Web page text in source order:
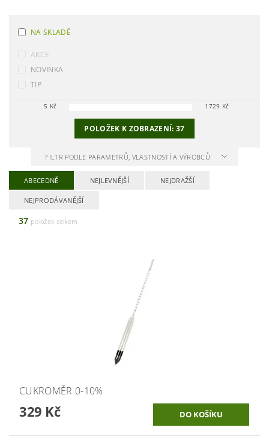
NA SKLADĚ
AKCE
NOVINKA
TIP
5 Kč 1729 Kč
POLOŽEK K ZOBRAZENÍ:37
FILTR PODLE PARAMETRŮ, VLASTNOSTÍ A VÝROBCŮ
ABECEDNĚ NEJLEVNĚJŠÍ NEJDRAŽŠÍ
NEJPRODÁVANĚJŠÍ
37 položek celkem
CUKROMĚR 0-10%
329 Kč